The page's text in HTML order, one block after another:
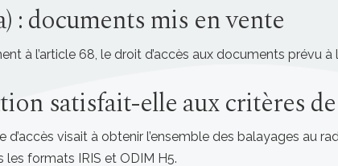
: documents mis en vente
à l’article 68, le droit d’accès aux documents prévu à
satisfait-elle aux critères
visait à obtenir l’ensemble des balayages au
les formats IRIS et ODIM H5.